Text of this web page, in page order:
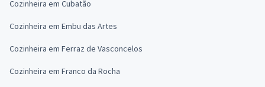
Cozinheira em Cubatão
Cozinheira em Embu das Artes
Cozinheira em Ferraz de Vasconcelos
Cozinheira em Franco da Rocha